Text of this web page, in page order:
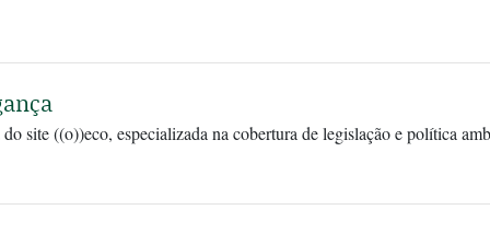
site ((o))eco, especializada na cobertura de legislação e política